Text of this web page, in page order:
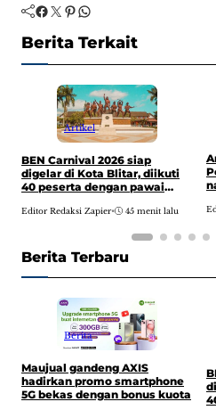
Facebook Twitter Pinterest WhatsApp
Berita Terkait
Artikel
BEN Carnival 2026 siap
digelar di Kota Blitar, diikuti
40 peserta dengan pawai
kantor DPRD
Editor Redaksi Zapier• 45 menit lalu
Berita Terbaru
Berita
Maujual gandeng AXIS
hadirkan promo smartphone
5G bekas dengan bonus kuota